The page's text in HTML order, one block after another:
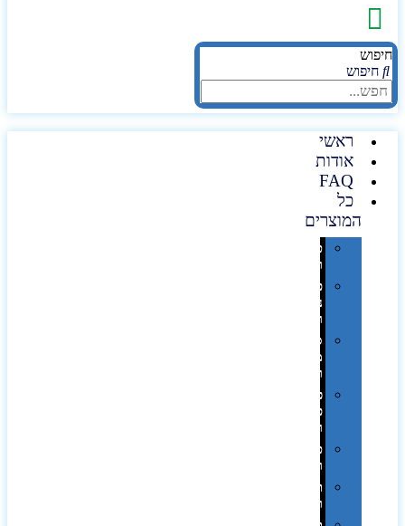
חיפוש
ראשי
אודות
FAQ
כל
המוצרים
טכנולוגיה
וגאדג'טים
פנאי,
נופש
ונסיעות
סביבת
משרד
ופרימיום
כלים,
פנסים
ורכב
טקסטיל
וחורף
תיקים
ומזוודות